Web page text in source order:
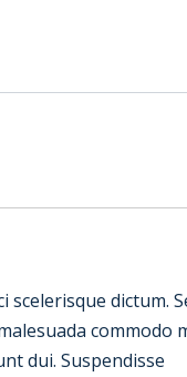
dictum.
commodo
dui. Suspendisse